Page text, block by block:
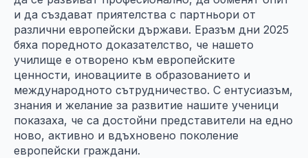
и да създават приятелства с партньори от
различни европейски държави. Еразъм дни 2025
бяха поредното доказателство, че нашето
училище е отворено към европейските
ценности, иновациите в образованието и
международното сътрудничество. С ентусиазъм,
знания и желание за развитие нашите ученици
показаха, че са достойни представители на едно
ново, активно и вдъхновено поколение
европейски граждани.